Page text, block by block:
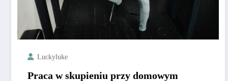
Luckyluke
Praca w skupieniu przy domowym